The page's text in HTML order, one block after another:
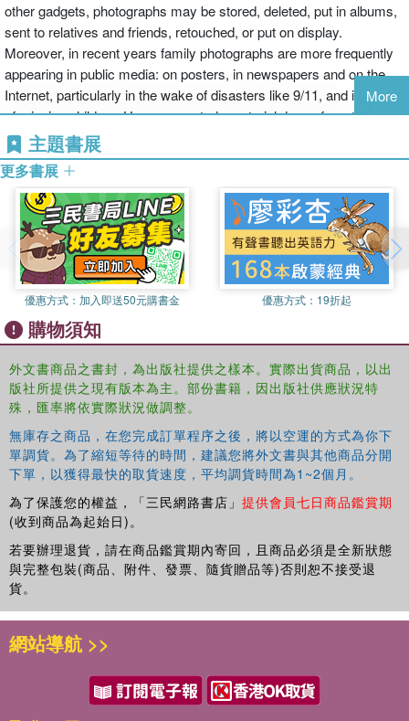
other gadgets, photographs may be stored, deleted, put in albums,
sent to relatives and friends, retouched, or put on display.
Moreover, in recent years family photographs are more frequently
appearing in public media: on posters, in newspapers and on the
Internet, particularly in the wake of disasters like 9/11, and in cases
of missing children. Here, case study material drawn from the UK
offers a deeper understanding of both domestic family photographs
and their public display. Recent work in material culture studies,
geography, and anthropology is used to approach photographs as
objects embedded in social practices, which produce specific
social positions, relations and effects. Also explored are the
complex economies of gifting and exchange amongst families, and
the rich geographies of domestic and public spaces into which
family photography offers an insight.
More
主題書展
更多書展
優惠方式： 加入即送50元購書金 優惠方式： 19折起
購物須知
外文書商品之書封，為出版社提供之樣本。實際出貨商品，以出
版社所提供之現有版本為主。部份書籍，因出版社供應狀況特
殊，匯率將依實際狀況做調整。
無庫存之商品，在您完成訂單程序之後，將以空運的方式為你下
單調貨。為了縮短等待的時間，建議您將外文書與其他商品分開
下單，以獲得最快的取貨速度，平均調貨時間為1~2個月。
為了保護您的權益，「三民網路書店」 提供會員七日商品鑑賞期
(收到商品為起始日)。
若要辦理退貨，請在商品鑑賞期內寄回，且商品必須是全新狀態
與完整包裝(商品、附件、發票、隨貨贈品等)否則恕不接受退
貨。
網站導航 >>